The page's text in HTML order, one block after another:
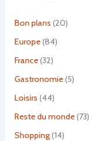
Bon plans (20)
Europe(84)
France(32)
Gastronomie(5)
Loisirs (44)
Reste du monde(73)
Shopping(14)